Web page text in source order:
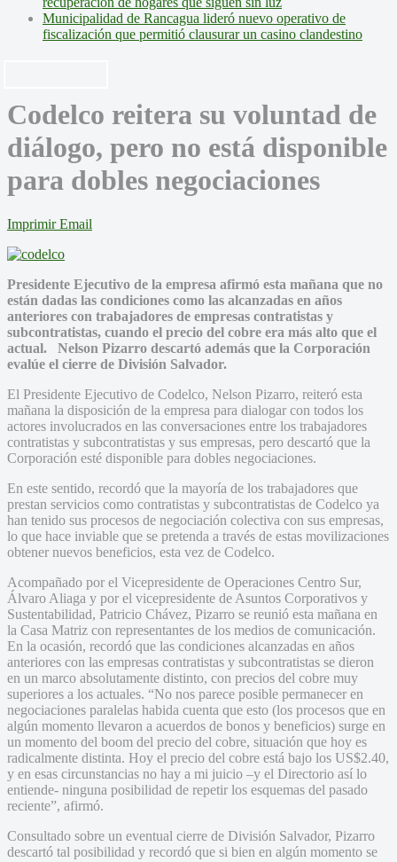
Municipalidad de Rancagua lideró nuevo operativo de
fiscalización que permitió clausurar un casino clandestino
Codelco reitera su voluntad de
diálogo, pero no está disponible
para dobles negociaciones
Imprimir Email
Presidente Ejecutivo de la empresa afirmó esta mañana que no
están dadas las condiciones como las alcanzadas en años
anteriores con trabajadores de empresas contratistas y
subcontratistas, cuando el precio del cobre era más alto que el
actual. Nelson Pizarro descartó además que la Corporación
evalúe el cierre de División Salvador.
El Presidente Ejecutivo de Codelco, Nelson Pizarro, reiteró esta
mañana la disposición de la empresa para dialogar con todos los
actores involucrados en las conversaciones entre los trabajadores
contratistas y subcontratistas y sus empresas, pero descartó que la
Corporación esté disponible para dobles negociaciones.
En este sentido, recordó que la mayoría de los trabajadores que
prestan servicios como contratistas y subcontratistas de Codelco ya
han tenido sus procesos de negociación colectiva con sus empresas,
lo que hace inviable que se pretenda a través de estas movilizaciones
obtener nuevos beneficios, esta vez de Codelco.
Acompañado por el Vicepresidente de Operaciones Centro Sur,
Álvaro Aliaga y por el vicepresidente de Asuntos Corporativos y
Sustentabilidad, Patricio Chávez, Pizarro se reunió esta mañana en
la Casa Matriz con representantes de los medios de comunicación.
En la ocasión, recordó que las condiciones alcanzadas en años
anteriores con las empresas contratistas y subcontratistas se dieron
en un marco absolutamente distinto, con precios del cobre muy
superiores a los actuales. “No nos parece posible permanecer en
negociaciones paralelas habida cuenta que esto (los procesos que en
algún momento llevaron a acuerdos de bonos y beneficios) surge en
un momento del boom del precio del cobre, situación que hoy es
radicalmente distinta. Hoy el precio del cobre está bajo los US$2.40,
y en esas circunstancias no hay a mi juicio –y el Directorio así lo
entiende- ninguna posibilidad de repetir los esquemas del pasado
reciente”, afirmó.
Consultado sobre un eventual cierre de División Salvador, Pizarro
descartó tal posibilidad y recordó que si bien en algún momento se